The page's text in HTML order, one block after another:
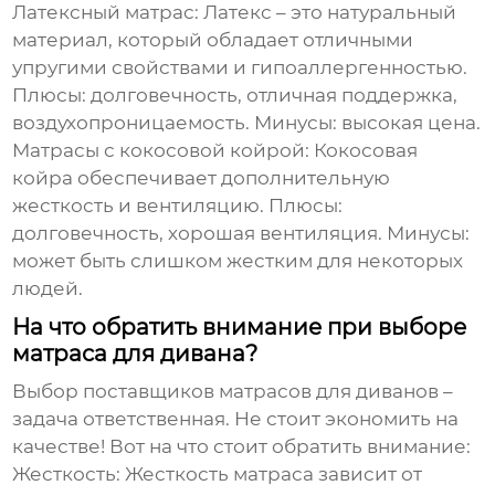
Латексный матрас: Латекс – это натуральный
материал, который обладает отличными
упругими свойствами и гипоаллергенностью.
Плюсы: долговечность, отличная поддержка,
воздухопроницаемость. Минусы: высокая цена.
Матрасы с кокосовой койрой: Кокосовая
койра обеспечивает дополнительную
жесткость и вентиляцию. Плюсы:
долговечность, хорошая вентиляция. Минусы:
может быть слишком жестким для некоторых
людей.
На что обратить внимание при выборе
матраса для дивана?
Выбор поставщиков матрасов для диванов –
задача ответственная. Не стоит экономить на
качестве! Вот на что стоит обратить внимание:
Жесткость: Жесткость матраса зависит от